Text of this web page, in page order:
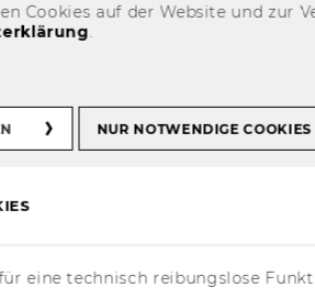
Cookies auf der Website und zur
NUR NOTWENDIGE
eine technisch reibungslose